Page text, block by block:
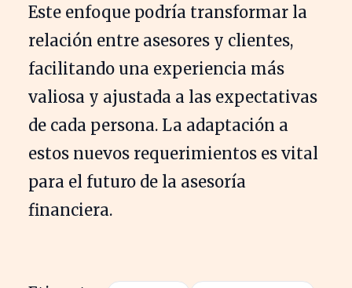
Este enfoque podría transformar la
relación entre asesores y clientes,
facilitando una experiencia más
valiosa y ajustada a las expectativas
de cada persona. La adaptación a
estos nuevos requerimientos es vital
para el futuro de la asesoría
financiera.